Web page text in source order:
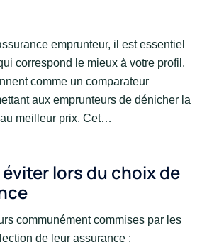
emprunteur, il est essentiel
correspond le mieux à votre profil.
comme un comparateur
aux emprunteurs de dénicher la
meilleur prix. Cet…
lors du choix de
communément commises par les
de leur assurance :